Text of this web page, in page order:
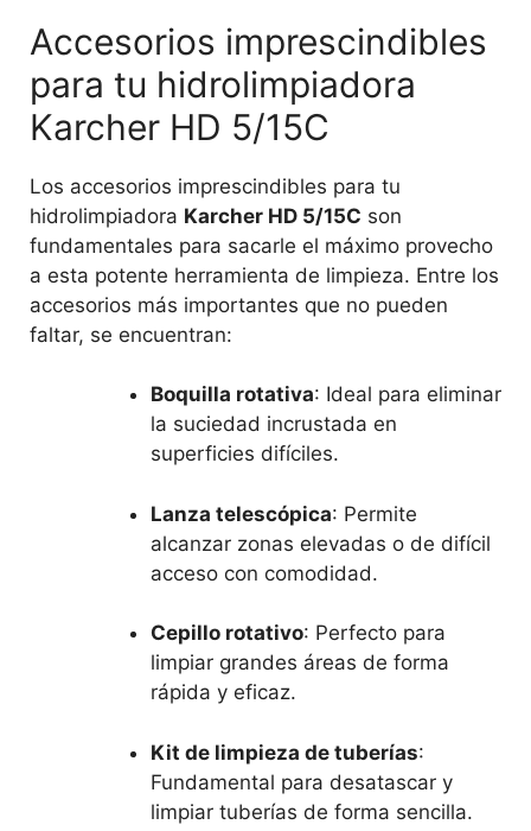
Accesorios imprescindibles
para tu hidrolimpiadora
Karcher HD 5/15C
Los accesorios imprescindibles para tu
hidrolimpiadora Karcher HD 5/15C son
fundamentales para sacarle el máximo provecho
a esta potente herramienta de limpieza. Entre los
accesorios más importantes que no pueden
faltar, se encuentran:
Boquilla rotativa: Ideal para eliminar
la suciedad incrustada en
superficies difíciles.
Lanza telescópica: Permite
alcanzar zonas elevadas o de difícil
acceso con comodidad.
Cepillo rotativo: Perfecto para
limpiar grandes áreas de forma
rápida y eficaz.
Kit de limpieza de tuberías:
Fundamental para desatascar y
limpiar tuberías de forma sencilla.